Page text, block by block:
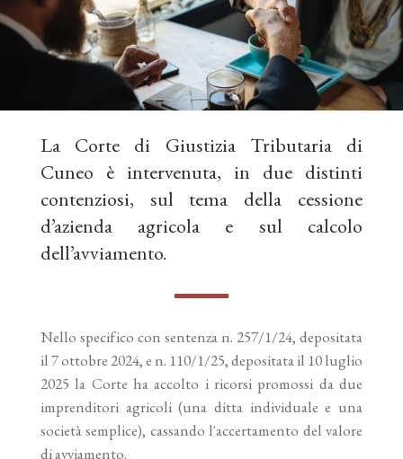
La Corte di Giustizia Tributaria di
Cuneo è intervenuta, in due distinti
contenziosi, sul tema della cessione
d’azienda agricola e sul calcolo
dell’avviamento.
Nello specifico con sentenza n. 257/1/24, depositata
il 7 ottobre 2024, e n. 110/1/25, depositata il 10 luglio
2025 la Corte ha accolto i ricorsi promossi da due
imprenditori agricoli (una ditta individuale e una
società semplice), cassando l'accertamento del valore
di avviamento.